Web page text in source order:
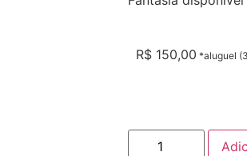
R$ 150,00